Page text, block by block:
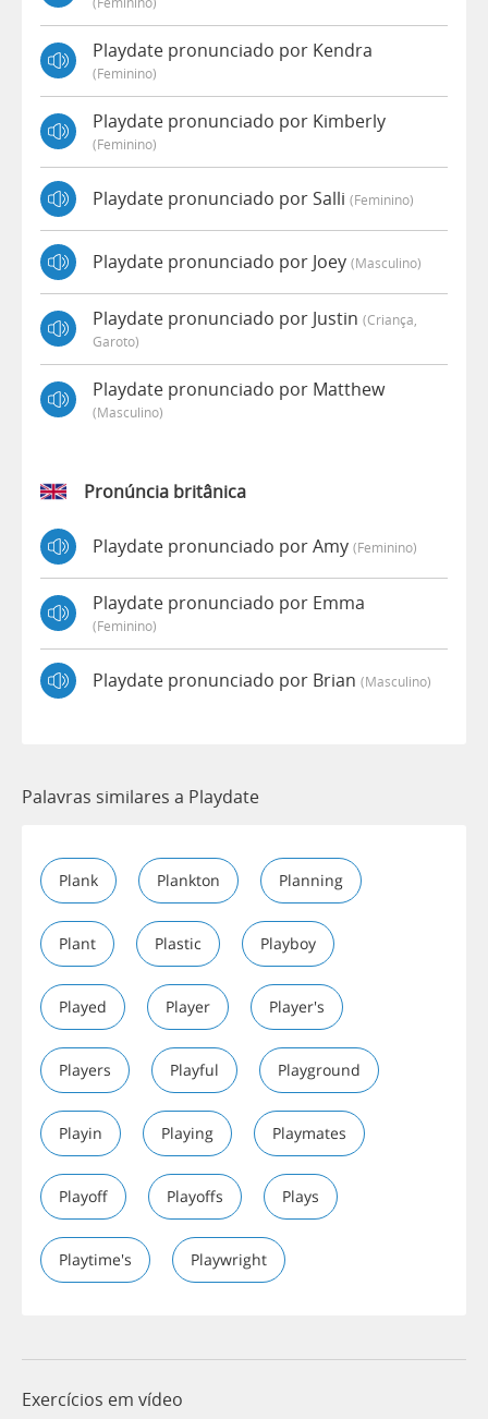
Playdate pronunciado por Kendra
(feminino)
Playdate pronunciado por Kimberly
(feminino)
Playdate pronunciado por Salli (feminino)
Playdate pronunciado por Joey (masculino)
Playdate pronunciado por Justin (criança,
Garoto)
Playdate pronunciado por Matthew
(masculino)
Pronúncia britânica
Playdate pronunciado por Amy (feminino)
Playdate pronunciado por Emma
(feminino)
Playdate pronunciado por Brian (masculino)
Palavras similares a Playdate
Plank Plankton Planning
Plant Plastic Playboy
Played Player Player's
Players Playful Playground
Playin Playing Playmates
Playoff Playoffs Plays
Playtime's Playwright
Exercícios em vídeo